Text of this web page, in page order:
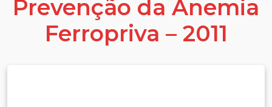
Prevenção da Anemia
Ferropriva – 2011